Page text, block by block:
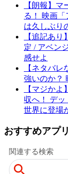
【朗報】
る！ 映画「
は久しぶり
【追記あ
定 / アベン
感せよ
【ネタバ
強いのか？
【マジか
収へ！ デ
世界に登場
おすすめアプ